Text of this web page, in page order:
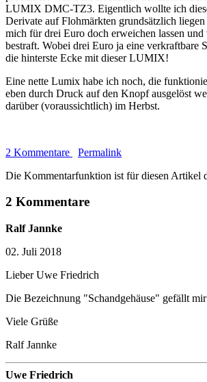
LUMIX DMC-TZ3. Eigentlich wollte ich
Derivate auf Flohmärkten grundsätzlich
mich für drei Euro doch erweichen lassen
bestraft. Wobei drei Euro ja eine verkraftbare
die hinterste Ecke mit dieser LUMIX!
Eine nette Lumix habe ich noch, die
eben durch Druck auf den Knopf ausgelöst
darüber (voraussichtlich) im Herbst.
2 Kommentare
Permalink
Die Kommentarfunktion ist für diesen Artikel
2 Kommentare
Ralf Jannke
02. Juli 2018
Lieber Uwe Friedrich
Die Bezeichnung "Schandgehäuse" gefällt
Viele Grüße
Ralf Jannke
Uwe Friedrich